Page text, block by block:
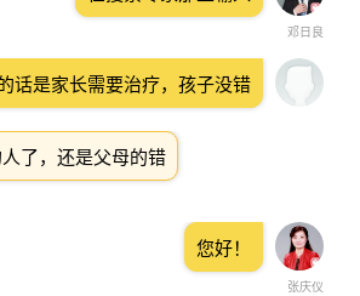
邓日良
话是家长需要治疗，孩子没错
了，还是父母的错
张庆仪
您好！